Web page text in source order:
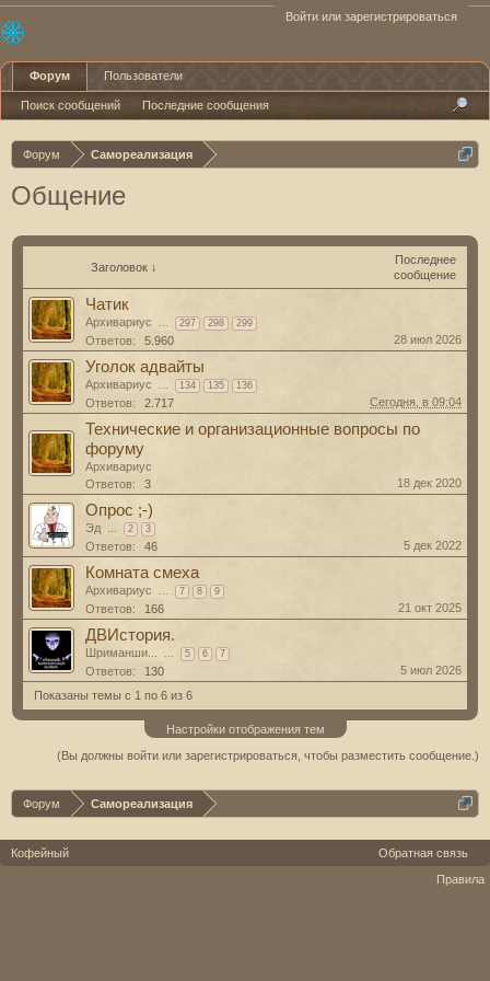
Войти или зарегистрироваться
Форум Самореализация
Общение
Заголовок ↓
Последнее
сообщение
Чатик
Архивариус ... 297 298 299
Ответов: 5.960 28 июл 2026
Уголок адвайты
Архивариус ... 134 135 136
Ответов: 2.717 Сегодня, в 09:04
Технические и организационные вопросы по
форуму
Архивариус
Ответов:
3 18 дек 2020
Опрос ;-)
Эд ... 2 3
Ответов: 46 5 дек 2022
Комната смеха
Архивариус ... 7 8 9
Ответов: 166 21 окт 2025
ДВИстория.
Шриманши... ... 5 6 7
Ответов: 130
5 июл 2026
Показаны темы с 1 по 6 из 6
Настройки отображения тем
(Вы должны войти или зарегистрироваться, чтобы разместить сообщение.)
Форум Самореализация
Форум
Поиск сообщений Последние сообщения
Пользователи
Кофейный
Обратная связь
Правила